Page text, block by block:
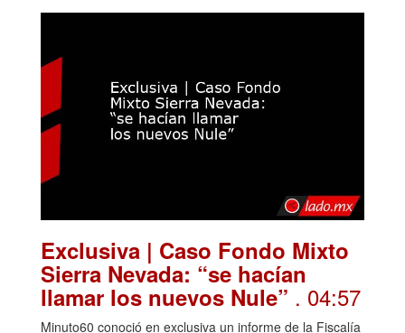
Exclusiva | Caso Fondo Mixto
Sierra Nevada: “se hacían
llamar los nuevos Nule” . 04:57
Minuto60 conoció en exclusiva un informe de la Fiscalía